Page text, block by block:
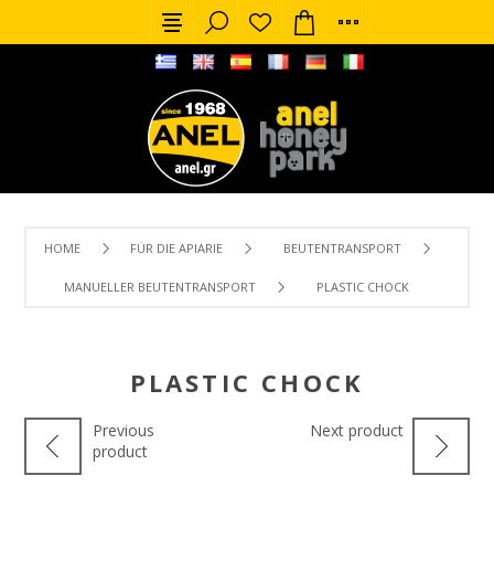
HOME FÜR DIE APIARIE BEUTENTRANSPORT
MANUELLER BEUTENTRANSPORT PLASTIC CHOCK
PLASTIC CHOCK
Previous
product
Next product